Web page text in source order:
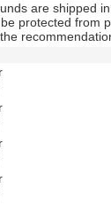
are shipped
protected from